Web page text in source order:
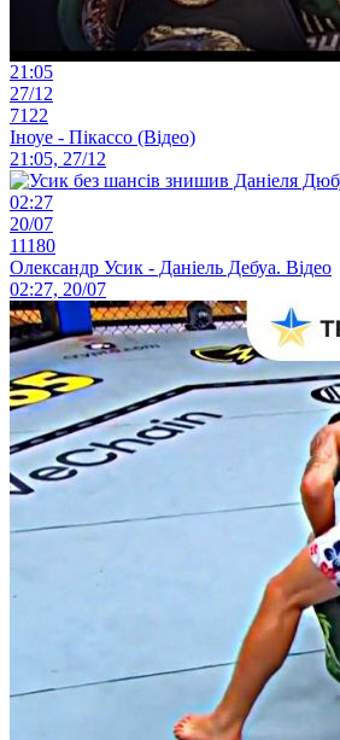
21:05
27/12
7122
Іноуе - Пікассо (Відео)
21:05, 27/12
02:27
20/07
11180
Олександр Усик - Даніель Дебуа. Відео
02:27, 20/07